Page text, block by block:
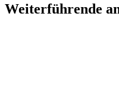
Weiterführende